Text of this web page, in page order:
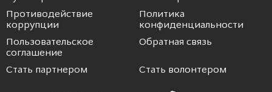
Противодействие
коррупции
Политика
конфиденциальности
Пользовательское
соглашение
Обратная связь
Стать партнером Стать волонтером